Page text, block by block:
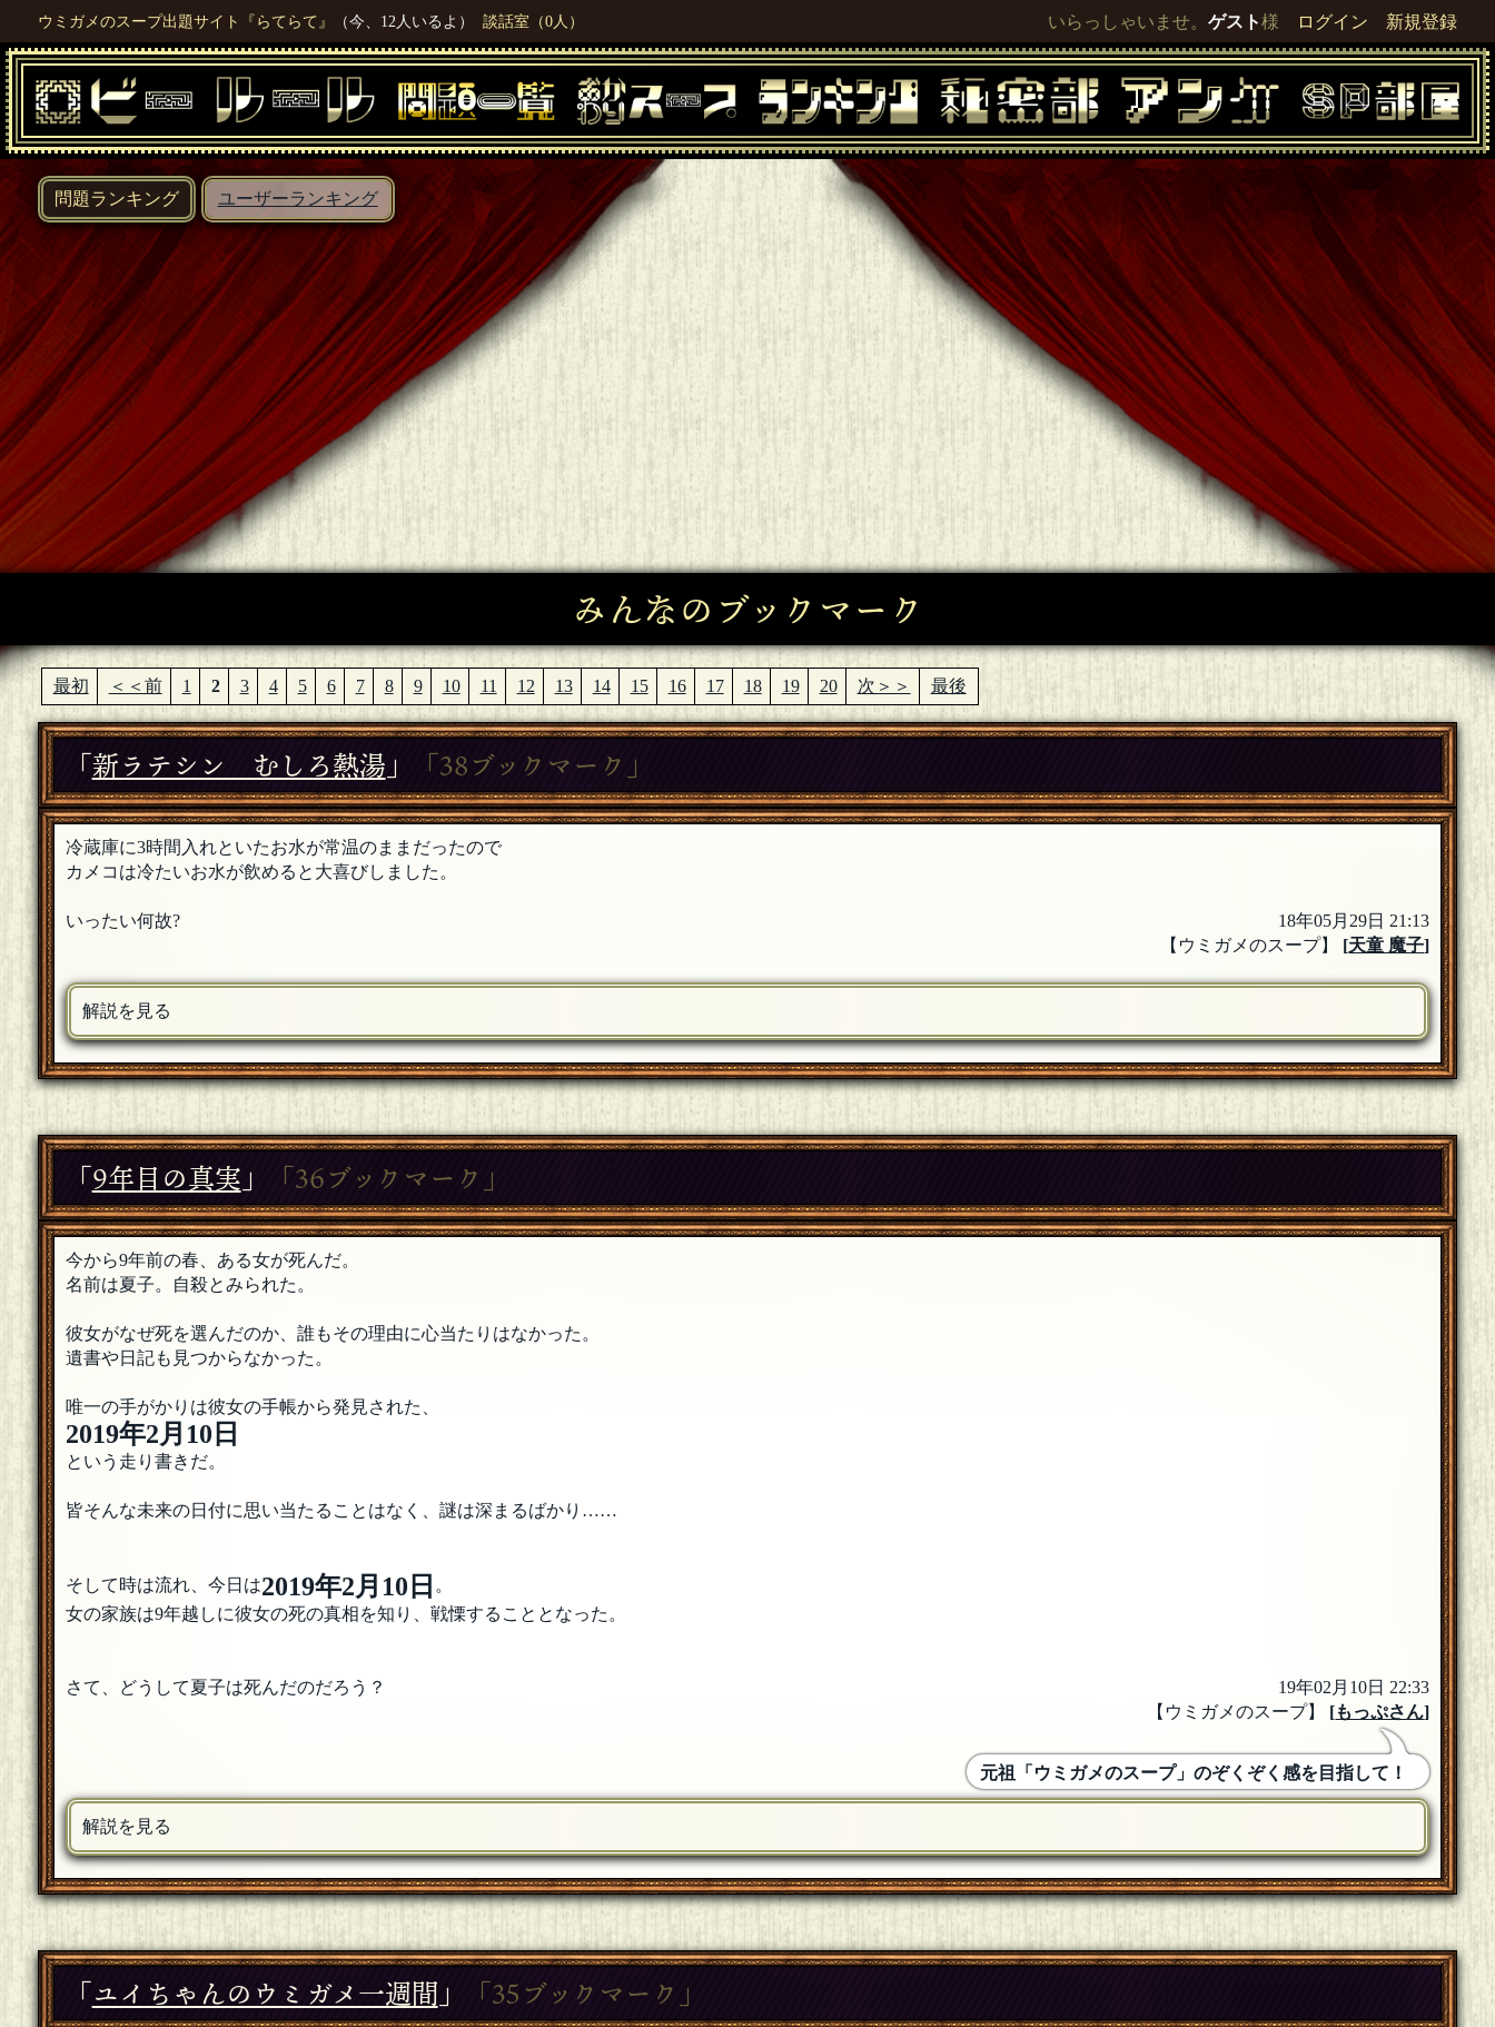
ウミガメのスープ出題サイト『らてらて』 （今、12人いるよ） 談話室（0人） いらっしゃいませ。ゲスト様 ログイン 新規登録
問題ランキング ユーザーランキング
みんなのブックマーク
最初 ＜＜前 1 2 3 4 5 6 7 8 9 10 11 12 13 14 15 16 17 18 19 20 次＞＞ 最後
「新ラテシン むしろ熱湯 」 「38ブックマーク」
冷蔵庫に3時間入れといたお水が常温のままだったので
カメコは冷たいお水が飲めると大喜びしました。
いったい何故?
18年05月29日 21:13
【ウミガメのスープ】
[天童 魔子]
解説を見る
「9年目の真実 」 「36ブックマーク」
今から9年前の春、ある女が死んだ。
名前は夏子。自殺とみられた。
彼女がなぜ死を選んだのか、誰もその理由に心当たりはなかった。
遺書や日記も見つからなかった。
唯一の手がかりは彼女の手帳から発見された、
2019年2月10日
という走り書きだ。
皆そんな未来の日付に思い当たることはなく、謎は深まるばかり……
そして時は流れ、今日は2019年2月10日 。
女の家族は9年越しに彼女の死の真相を知り、戦慄することとなった。
さて、どうして夏子は死んだのだろう？
19年02月10日 22:33
【ウミガメのスープ】
[もっぷさん]
元祖「ウミガメのスープ」のぞくぞく感を目指して！
解説を見る
「ユイちゃんのウミガメ一週間 」 「35ブックマーク」